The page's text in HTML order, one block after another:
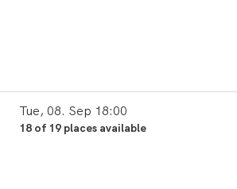
Tue, 08. Sep 18:00
18 of 19 places available